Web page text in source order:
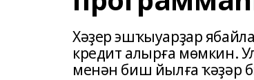
Хәҙер эшҡыуарҙар
кредит алырға мөмкин.
менән биш йылға ҡәҙәр